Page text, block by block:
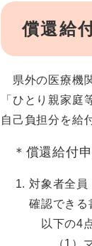
償還給
県外の医療機
「ひとり親家
自己負担分を給
＊償還給付
対象者全
確認できる
以下の4